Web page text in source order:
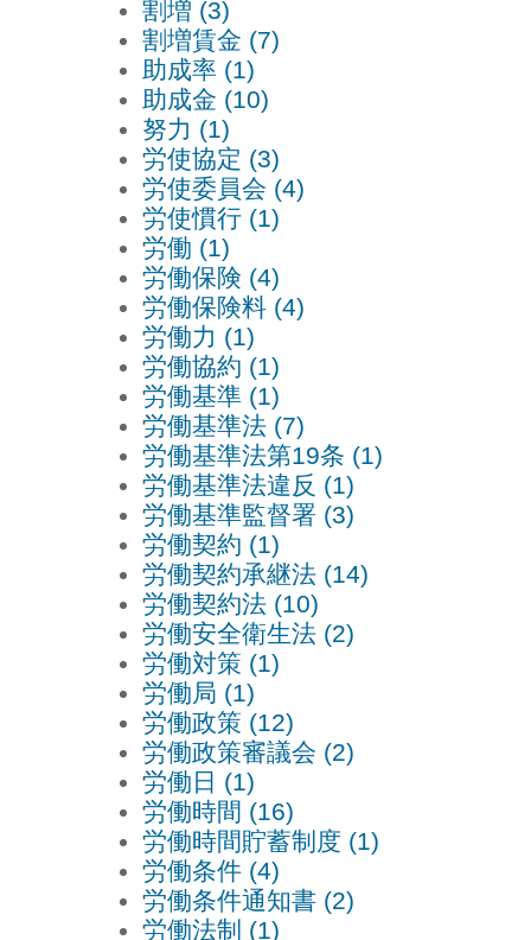
割増 (3)
割増賃金 (7)
助成率 (1)
助成金 (10)
努力 (1)
労使協定 (3)
労使委員会 (4)
労使慣行 (1)
労働 (1)
労働保険 (4)
労働保険料 (4)
労働力 (1)
労働協約 (1)
労働基準 (1)
労働基準法 (7)
労働基準法第19条 (1)
労働基準法違反 (1)
労働基準監督署 (3)
労働契約 (1)
労働契約承継法 (14)
労働契約法 (10)
労働安全衛生法 (2)
労働対策 (1)
労働局 (1)
労働政策 (12)
労働政策審議会 (2)
労働日 (1)
労働時間 (16)
労働時間貯蓄制度 (1)
労働条件 (4)
労働条件通知書 (2)
労働法制 (1)